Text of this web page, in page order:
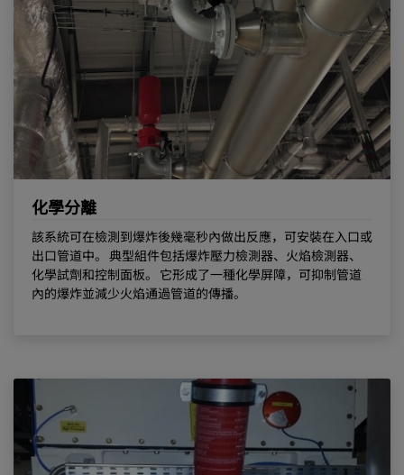
化學分離
該系統可在檢測到爆炸後幾毫秒內做出反應，可安裝在入口或
出口管道中。 典型組件包括爆炸壓力檢測器、火焰檢測器、
化學試劑和控制面板。 它形成了一種化學屏障，可抑制管道
內的爆炸並減少火焰通過管道的傳播。